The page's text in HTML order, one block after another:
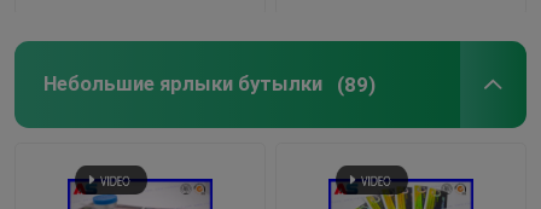
Небольшие ярлыки бутылки (89)